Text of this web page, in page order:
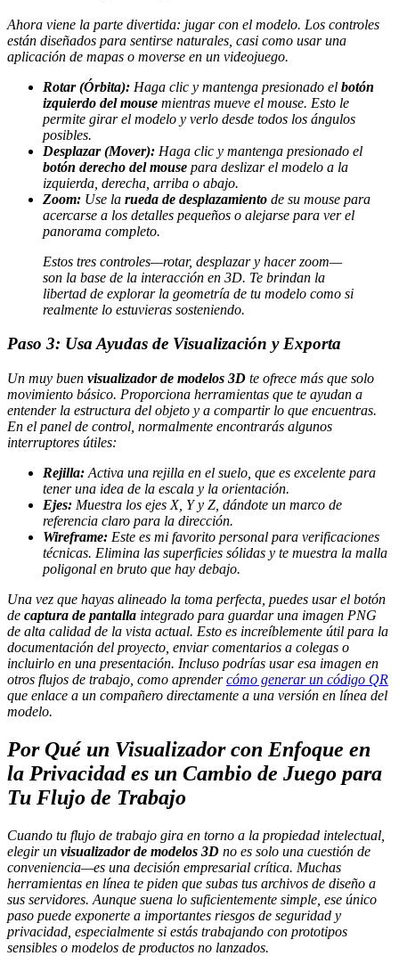
Ahora viene la parte divertida: jugar con el modelo. Los controles
están diseñados para sentirse naturales, casi como usar una
aplicación de mapas o moverse en un videojuego.
Rotar (Órbita): Haga clic y mantenga presionado el botón
izquierdo del mouse mientras mueve el mouse. Esto le
permite girar el modelo y verlo desde todos los ángulos
posibles.
Desplazar (Mover): Haga clic y mantenga presionado el
botón derecho del mouse para deslizar el modelo a la
izquierda, derecha, arriba o abajo.
Zoom: Use la rueda de desplazamiento de su mouse para
acercarse a los detalles pequeños o alejarse para ver el
panorama completo.
Estos tres controles—rotar, desplazar y hacer zoom—
son la base de la interacción en 3D. Te brindan la
libertad de explorar la geometría de tu modelo como si
realmente lo estuvieras sosteniendo.
Paso 3: Usa Ayudas de Visualización y Exporta
Un muy buen visualizador de modelos 3D te ofrece más que solo
movimiento básico. Proporciona herramientas que te ayudan a
entender la estructura del objeto y a compartir lo que encuentras.
En el panel de control, normalmente encontrarás algunos
interruptores útiles:
Rejilla: Activa una rejilla en el suelo, que es excelente para
tener una idea de la escala y la orientación.
Ejes: Muestra los ejes X, Y y Z, dándote un marco de
referencia claro para la dirección.
Wireframe: Este es mi favorito personal para verificaciones
técnicas. Elimina las superficies sólidas y te muestra la malla
poligonal en bruto que hay debajo.
Una vez que hayas alineado la toma perfecta, puedes usar el botón
de captura de pantalla integrado para guardar una imagen PNG
de alta calidad de la vista actual. Esto es increíblemente útil para la
documentación del proyecto, enviar comentarios a colegas o
incluirlo en una presentación. Incluso podrías usar esa imagen en
otros flujos de trabajo, como aprendercómo generar un código QR
que enlace a un compañero directamente a una versión en línea del
modelo.
Por Qué un Visualizador con Enfoque en
la Privacidad es un Cambio de Juego para
Tu Flujo de Trabajo
Cuando tu flujo de trabajo gira en torno a la propiedad intelectual,
elegir un visualizador de modelos 3D no es solo una cuestión de
conveniencia—es una decisión empresarial crítica. Muchas
herramientas en línea te piden que subas tus archivos de diseño a
sus servidores. Aunque suena lo suficientemente simple, ese único
paso puede exponerte a importantes riesgos de seguridad y
privacidad, especialmente si estás trabajando con prototipos
sensibles o modelos de productos no lanzados.